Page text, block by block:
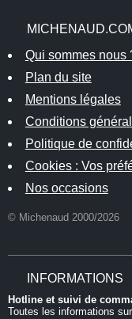
Qui sommes nous
Plan du site
Mentions légales
Conditions
Politique de
Cookies : Vos
Nos occasions
© Michenaud 2000/2026
INFORMATIONS
Hotline et suivi de
Toutes les informations